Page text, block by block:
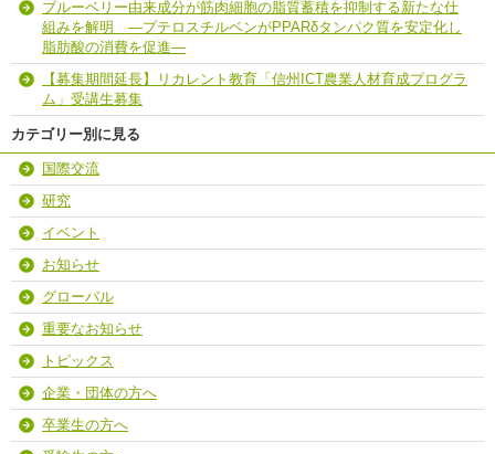
ブルーベリー由来成分が筋肉細胞の脂質蓄積を抑制する新たな仕
組みを解明 ―プテロスチルベンがPPARδタンパク質を安定化し
脂肪酸の消費を促進―
【募集期間延長】リカレント教育「信州ICT農業人材育成プログラ
ム」受講生募集
カテゴリー別に見る
国際交流
研究
イベント
お知らせ
グローバル
重要なお知らせ
トピックス
企業・団体の方へ
卒業生の方へ